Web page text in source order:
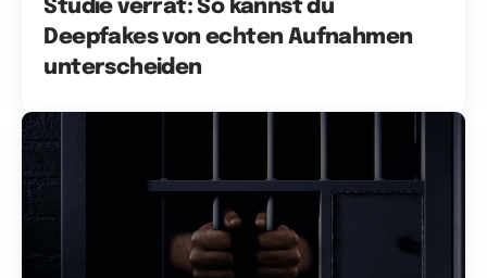
Studie verrät: So kannst du
Deepfakes von echten Aufnahmen
unterscheiden